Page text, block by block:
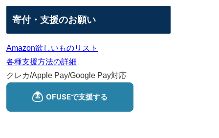
寄付・支援のお願い
Amazon欲しいものリスト
各種支援方法の詳細
クレカ/Apple Pay/Google Pay対応